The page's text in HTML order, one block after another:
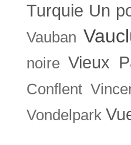
Turquie Un
Vauban
noire Vieux
Conflent
Vondelpark